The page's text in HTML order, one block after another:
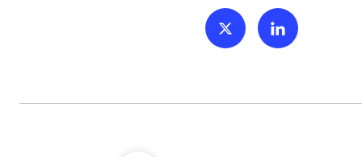
Partager sur TwitterPartager sur Linkedin